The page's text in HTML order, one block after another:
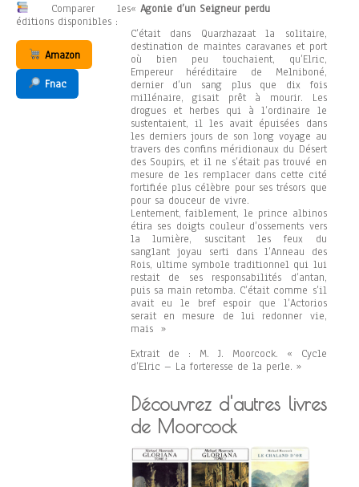
Comparer les
éditions disponibles :
Amazon
Fnac
« Agonie d’un Seigneur perdu
C’était dans Quarzhazaat la solitaire,
destination de maintes caravanes et port
où bien peu touchaient, qu’Elric,
Empereur héréditaire de Melniboné,
dernier d’un sang plus que dix fois
millénaire, gisait prêt à mourir. Les
drogues et herbes qui à l’ordinaire le
sustentaient, il les avait épuisées dans
les derniers jours de son long voyage au
travers des confins méridionaux du Désert
des Soupirs, et il ne s’était pas trouvé en
mesure de les remplacer dans cette cité
fortifiée plus célèbre pour ses trésors que
pour sa douceur de vivre.
Lentement, faiblement, le prince albinos
étira ses doigts couleur d’ossements vers
la lumière, suscitant les feux du
sanglant joyau serti dans l’Anneau des
Rois, ultime symbole traditionnel qui lui
restait de ses responsabilités d’antan,
puis sa main retomba. C’était comme s’il
avait eu le bref espoir que l’Actorios
serait en mesure de lui redonner vie,
mais »
Extrait de : M. J. Moorcock. « Cycle
d’Elric – La forteresse de la perle. »
Découvrez d'autres livres
de Moorcock